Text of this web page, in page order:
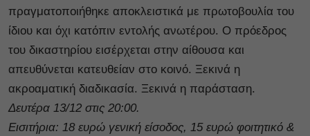
πραγματοποιήθηκε αποκλειστικά με πρωτοβουλία του
ίδιου και όχι κατόπιν εντολής ανωτέρου. Ο πρόεδρος
του δικαστηρίου εισέρχεται στην αίθουσα και
απευθύνεται κατευθείαν στο κοινό. Ξεκινά η
ακροαματική διαδικασία. Ξεκινά η παράσταση.
Δευτέρα 13/12 στις 20:00.
Εισιτήρια: 18 ευρώ γενική είσοδος, 15 ευρώ φοιτητικό &